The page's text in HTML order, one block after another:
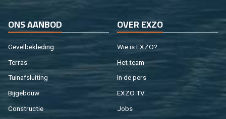
ONS AAN­BOD
Ge­vel­be­kle­ding
Ter­ras
Tuin­af­slui­ting
Bij­ge­bouw
Con­struc­tie
OVER EXZO
Wie is EXZO?
Het team
In de pers
EXZO TV
Jobs